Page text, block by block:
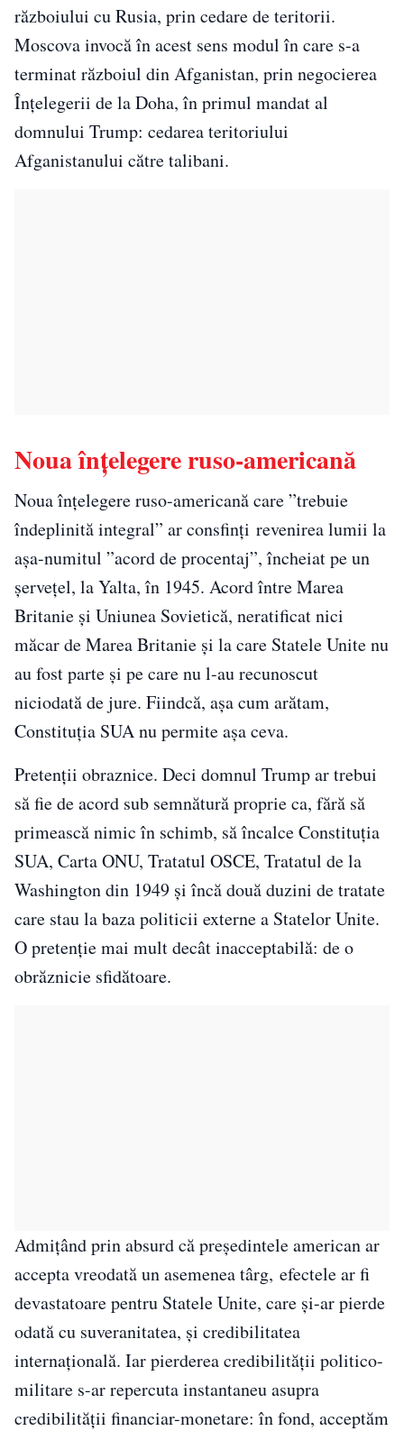
războiului cu Rusia, prin cedare de teritorii.
Moscova invocă în acest sens modul în care s-a
terminat războiul din Afganistan, prin negocierea
Înțelegerii de la Doha, în primul mandat al
domnului Trump: cedarea teritoriului
Afganistanului către talibani.
Noua înțelegere ruso-americană
Noua înțelegere ruso-americană care ”trebuie
îndeplinită integral” ar consfinți revenirea lumii la
așa-numitul ”acord de procentaj”, încheiat pe un
șervețel, la Yalta, în 1945. Acord între Marea
Britanie și Uniunea Sovietică, neratificat nici
măcar de Marea Britanie și la care Statele Unite nu
au fost parte și pe care nu l-au recunoscut
niciodată de jure. Fiindcă, așa cum arătam,
Constituția SUA nu permite așa ceva.
Pretenții obraznice. Deci domnul Trump ar trebui
să fie de acord sub semnătură proprie ca, fără să
primească nimic în schimb, să încalce Constituția
SUA, Carta ONU, Tratatul OSCE, Tratatul de la
Washington din 1949 și încă două duzini de tratate
care stau la baza politicii externe a Statelor Unite.
O pretenție mai mult decât inacceptabilă: de o
obrăznicie sfidătoare.
Admițând prin absurd că președintele american ar
accepta vreodată un asemenea târg, efectele ar fi
devastatoare pentru Statele Unite, care și-ar pierde
odată cu suveranitatea, și credibilitatea
internațională. Iar pierderea credibilității politico-
militare s-ar repercuta instantaneu asupra
credibilității financiar-monetare: în fond, acceptăm